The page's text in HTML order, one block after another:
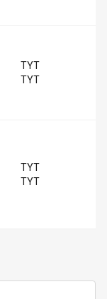
TYT
TYT
TYT
TYT